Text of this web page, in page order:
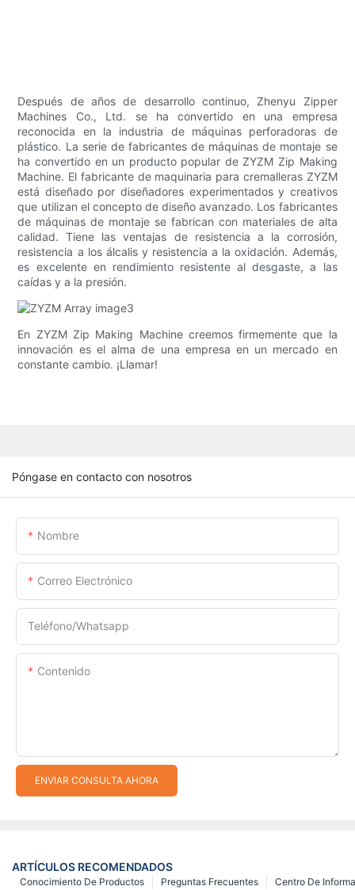
Después de años de desarrollo continuo, Zhenyu Zipper
Machines Co., Ltd. se ha convertido en una empresa
reconocida en la industria de máquinas perforadoras de
plástico. La serie de fabricantes de máquinas de montaje se
ha convertido en un producto popular de ZYZM Zip Making
Machine. El fabricante de maquinaria para cremalleras ZYZM
está diseñado por diseñadores experimentados y creativos
que utilizan el concepto de diseño avanzado. Los fabricantes
de máquinas de montaje se fabrican con materiales de alta
calidad. Tiene las ventajas de resistencia a la corrosión,
resistencia a los álcalis y resistencia a la oxidación. Además,
es excelente en rendimiento resistente al desgaste, a las
caídas y a la presión.
En ZYZM Zip Making Machine creemos firmemente que la
innovación es el alma de una empresa en un mercado en
constante cambio. ¡Llamar!
Póngase en contacto con nosotros
Nombre
Correo Electrónico
Teléfono/whatsapp
Contenido
ENVIAR CONSULTA AHORA
ARTÍCULOS RECOMENDADOS
Centro De
Preguntas Frecuentes
Conocimiento De Productos